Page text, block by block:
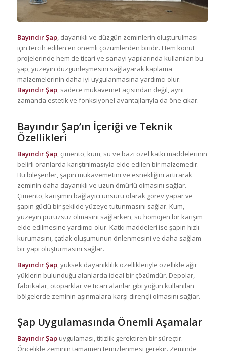
Bayındır Şap, dayanıklı ve düzgün zeminlerin oluşturulması
için tercih edilen en önemli çözümlerden biridir. Hem konut
projelerinde hem de ticari ve sanayi yapılarında kullanılan bu
şap, yüzeyin düzgünleşmesini sağlayarak kaplama
malzemelerinin daha iyi uygulanmasına yardımcı olur.
Bayındır Şap, sadece mukavemet açısından değil, aynı
zamanda estetik ve fonksiyonel avantajlarıyla da öne çıkar.
Bayındır Şap’ın İçeriği ve Teknik
Özellikleri
Bayındır Şap, çimento, kum, su ve bazı özel katkı maddelerinin
belirli oranlarda karıştırılmasıyla elde edilen bir malzemedir.
Bu bileşenler, şapın mukavemetini ve esnekliğini artırarak
zeminin daha dayanıklı ve uzun ömürlü olmasını sağlar.
Çimento, karışımın bağlayıcı unsuru olarak görev yapar ve
şapın güçlü bir şekilde yüzeye tutunmasını sağlar. Kum,
yüzeyin pürüzsüz olmasını sağlarken, su homojen bir karışım
elde edilmesine yardımcı olur. Katkı maddeleri ise şapın hızlı
kurumasını, çatlak oluşumunun önlenmesini ve daha sağlam
bir yapı oluşturmasını sağlar.
Bayındır Şap, yüksek dayanıklılık özellikleriyle özellikle ağır
yüklerin bulunduğu alanlarda ideal bir çözümdür. Depolar,
fabrikalar, otoparklar ve ticari alanlar gibi yoğun kullanılan
bölgelerde zeminin aşınmalara karşı dirençli olmasını sağlar.
Şap Uygulamasında Önemli Aşamalar
Bayındır Şapuygulaması, titizlik gerektiren bir süreçtir.
Öncelikle zeminin tamamen temizlenmesi gerekir. Zeminde